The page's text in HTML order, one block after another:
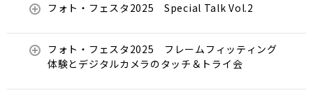
フォト・フェスタ2025 Special Talk Vol.2
フォト・フェスタ2025 フレームフィッティング
体験とデジタルカメラのタッチ＆トライ会